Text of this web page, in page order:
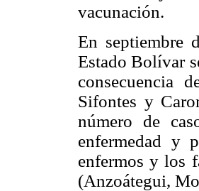
vacunación.
En septiembre
Estado Bolívar
consecuencia
Sifontes y
número de
enfermedad y
enfermos y los
(Anzoátegui,